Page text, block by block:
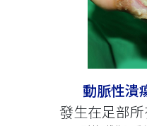
動脈性潰
發生在足部